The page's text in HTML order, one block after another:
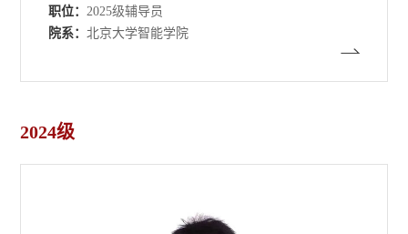
职位： 2025级辅导员
院系： 北京大学智能学院
2024级